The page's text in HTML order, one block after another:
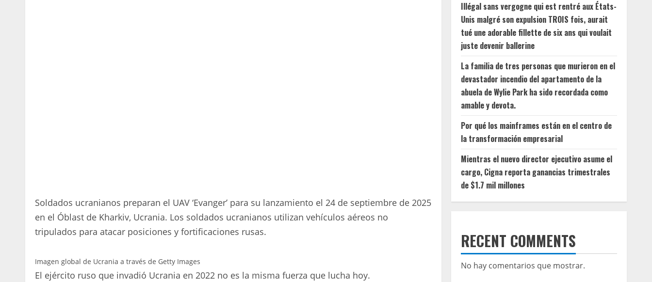
Soldados ucranianos preparan el UAV ‘Evanger’ para su lanzamiento el 24 de septiembre de 2025
en el Óblast de Kharkiv, Ucrania. Los soldados ucranianos utilizan vehículos aéreos no
tripulados para atacar posiciones y fortificaciones rusas.
Imagen global de Ucrania a través de Getty Images
El ejército ruso que invadió Ucrania en 2022 no es la misma fuerza que lucha hoy.
Illégal sans vergogne qui est rentré aux États-
Unis malgré son expulsion TROIS fois, aurait
tué une adorable fillette de six ans qui voulait
juste devenir ballerine
La familia de tres personas que murieron en el
devastador incendio del apartamento de la
abuela de Wylie Park ha sido recordada como
amable y devota.
Por qué los mainframes están en el centro de
la transformación empresarial
Mientras el nuevo director ejecutivo asume el
cargo, Cigna reporta ganancias trimestrales
de $1.7 mil millones
RECENT COMMENTS
No hay comentarios que mostrar.